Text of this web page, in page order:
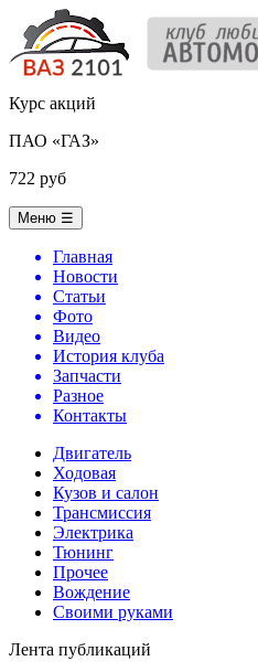
Курс акций
ПАО «ГАЗ»
722 руб
Меню ☰
Главная
Новости
Статьи
Фото
Видео
История клуба
Запчасти
Разное
Контакты
Двигатель
Ходовая
Кузов и салон
Трансмиссия
Электрика
Тюнинг
Прочее
Вождение
Своими руками
Лента публикаций